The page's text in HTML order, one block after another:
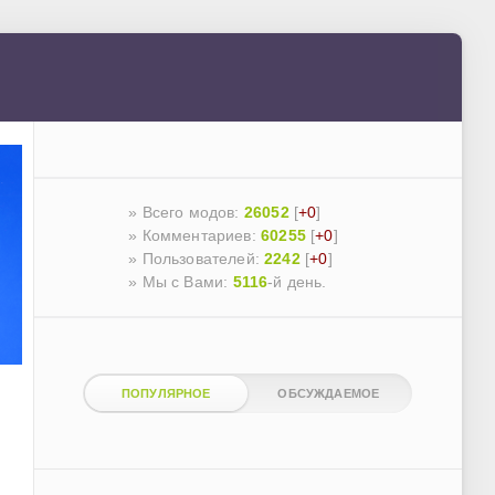
» Всего модов: 26052[+0]
» Комментариев: 60255[+0]
» Пользователей:2242[+0]
» Мы с Вами: 5116-й день.
ПОПУЛЯРНОЕ ОБСУЖДАЕМОЕ